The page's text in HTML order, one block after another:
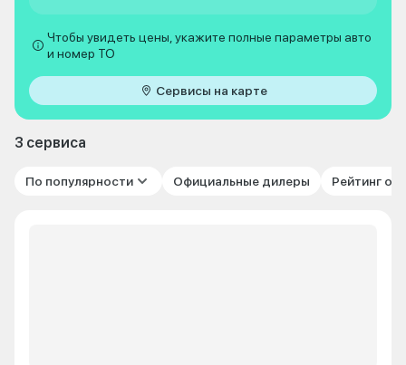
Чтобы увидеть цены, укажите полные параметры авто
и номер ТО
Сервисы на карте
3 сервиса
По популярности Официальные дилеры Рейтинг